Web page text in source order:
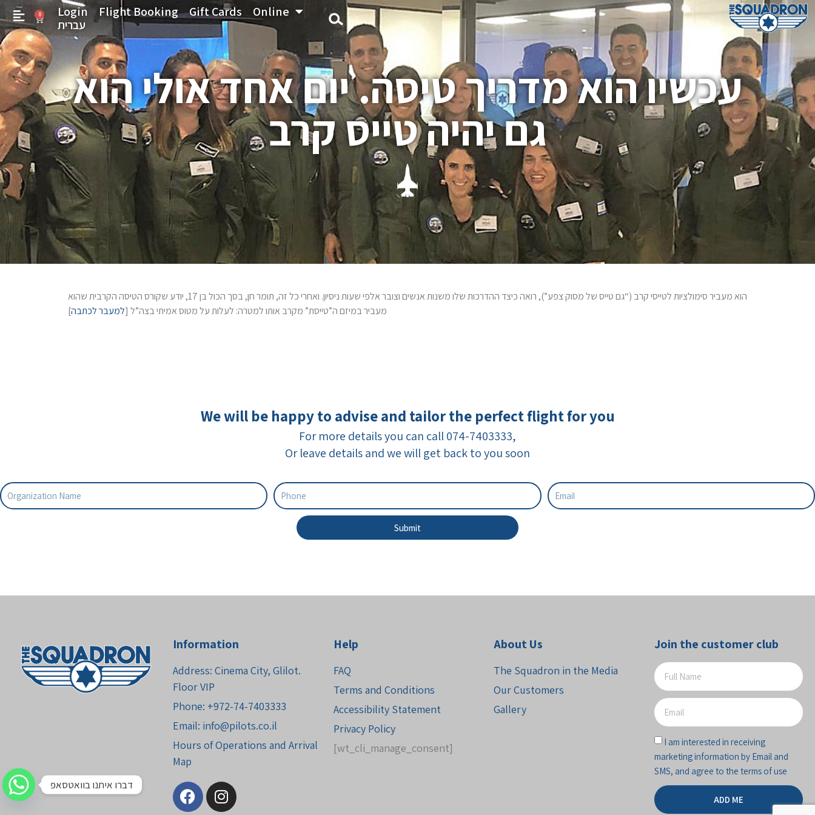
0 Login Flight Booking Gift Cards
Online
עברית
עכשיו הוא מדריך טיסה. יום אחד אולי הוא
גם יהיה טייס קרב
הוא מעביר סימולציות לטייסי קרב (“גם טייס של מסוק צפע”), רואה כיצד ההדרכות שלו משנות אנשים וצובר אלפי שעות ניסיון. ואחרי כל זה, תומר חן, בסך הכול בן 17, יודע שקורס הטיסה הקרבית שהוא
מעביר במיזם ה”טייסת” מקרב אותו למטרה: לעלות על מטוס אמיתי בצה”ל [למעבר לכתבה]
We will be happy to advise and tailor the perfect flight for you
For more details you can call 074-7403333,
Or leave details and we will get back to you soon
Submit
Information
Address: Cinema City, Glilot.
Floor VIP
Phone: +972-74-7403333
Email: info@pilots.co.il
Hours of Operations and Arrival
Map
Help
FAQ
Terms and Conditions
Accessibility Statement
Privacy Policy
[wt_cli_manage_consent]
About Us
The Squadron in the Media
Our Customers
Gallery
Join the customer club
I am interested in receiving
marketing information by Email and
SMS, and agree to the terms of use
ADD ME
דברו איתנו בוואטסאפ